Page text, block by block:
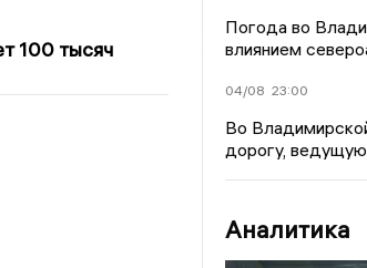
100 тысяч
Погода во
влиянием
04/08 23:00
Во
дорогу,
Аналитика